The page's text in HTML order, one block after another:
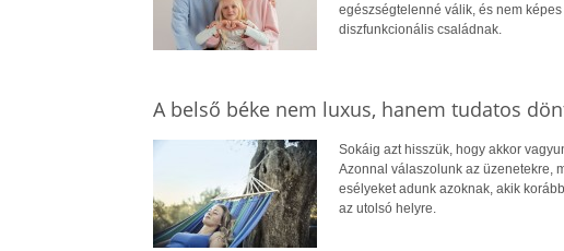
egészségtelenné válik, és nem
diszfunkcionális családnak.
A belső béke nem luxus, hanem tudatos
Sokáig azt hisszük, hogy akkor
Azonnal válaszolunk az üzenetekre,
esélyeket adunk azoknak, akik
az utolsó helyre.